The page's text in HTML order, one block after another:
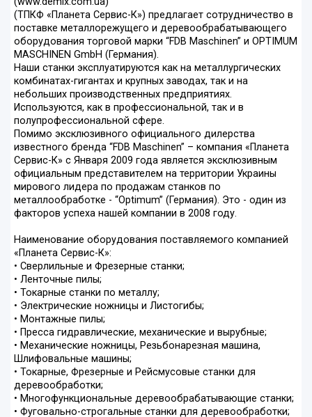
(ТПКФ «Планета Сервис-К») предлагает сотрудничество в
поставке металлорежущего и деревообрабатывающего
оборудования торговой марки “FDB Maschinen” и OPTIMUM
MASCHINEN GmbH (Германия).
Наши станки эксплуатируются как на металлургических
комбинатах-гигантах и крупных заводах, так и на
небольших производственных предприятиях.
Используются, как в профессиональной, так и в
полупрофессиональной сфере.
Помимо эксклюзивного официального дилерства
известного бренда “FDB Maschinen” – компания «Планета
Сервис-К» с Января 2009 года является эксклюзивным
официальным представителем на территории Украины
мирового лидера по продажам станков по
металлообработке - “Optimum” (Германия). Это - один из
факторов успеха нашей компании в 2008 году.
Наименование оборудования поставляемого компанией
«Планета Сервис-К»:
• Сверлильные и Фрезерные станки;
• Ленточные пилы;
• Токарные станки по металлу;
• Электрические ножницы и Листогибы;
• Монтажные пилы;
• Пресса гидравлические, механические и вырубные;
• Механические ножницы, Резьбонарезная машина,
Шлифовальные машины;
• Токарные, Фрезерные и Рейсмусовые станки для
деревообработки;
• Многофункциональные деревообрабатывающие станки;
• Фуговально-строгальные станки для деревообработки;